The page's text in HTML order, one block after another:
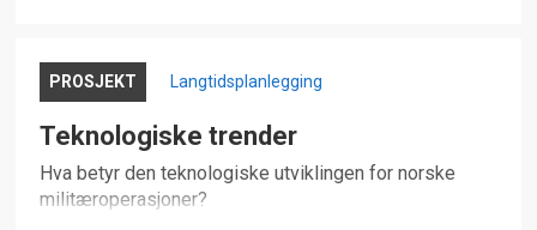
PROSJEKT Langtidsplanlegging
Teknologiske trender
Hva betyr den teknologiske utviklingen for norske
militæroperasjoner?